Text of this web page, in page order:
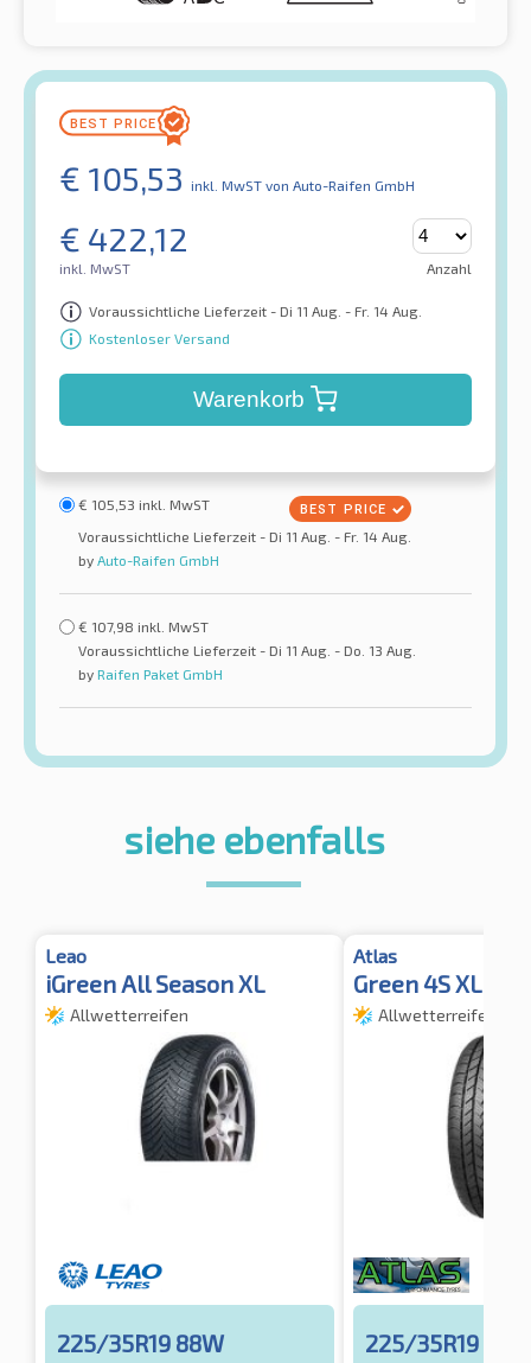
€ 105,53 inkl. MwST von Auto-Raifen GmbH
€ 422,12
inkl. MwST Anzahl
Voraussichtliche Lieferzeit - Di 11 Aug. - Fr. 14 Aug.
Kostenloser Versand
Warenkorb
€ 105,53 inkl. MwST
Voraussichtliche Lieferzeit - Di 11 Aug. - Fr. 14 Aug.
by Auto-Raifen GmbH
€ 107,98 inkl. MwST
Voraussichtliche Lieferzeit - Di 11 Aug. - Do. 13 Aug.
by Raifen Paket GmbH
siehe ebenfalls
Leao
iGreen All Season XL
Allwetterreifen
225/35R19 88W
Atlas
Green 4S XL
Allwetterreifen
225/35R19 88W